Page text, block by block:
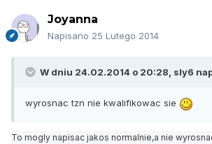
Joyanna
Napisano 25 Lutego 2014
W dniu 24.02.2014 o 20:28, sly6
wyrosnac tzn nie kwalifikowac sie
To mogly napisac jakos normalnie,a nie